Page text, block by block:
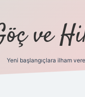
ve
Yeni başlangıçlara ilham